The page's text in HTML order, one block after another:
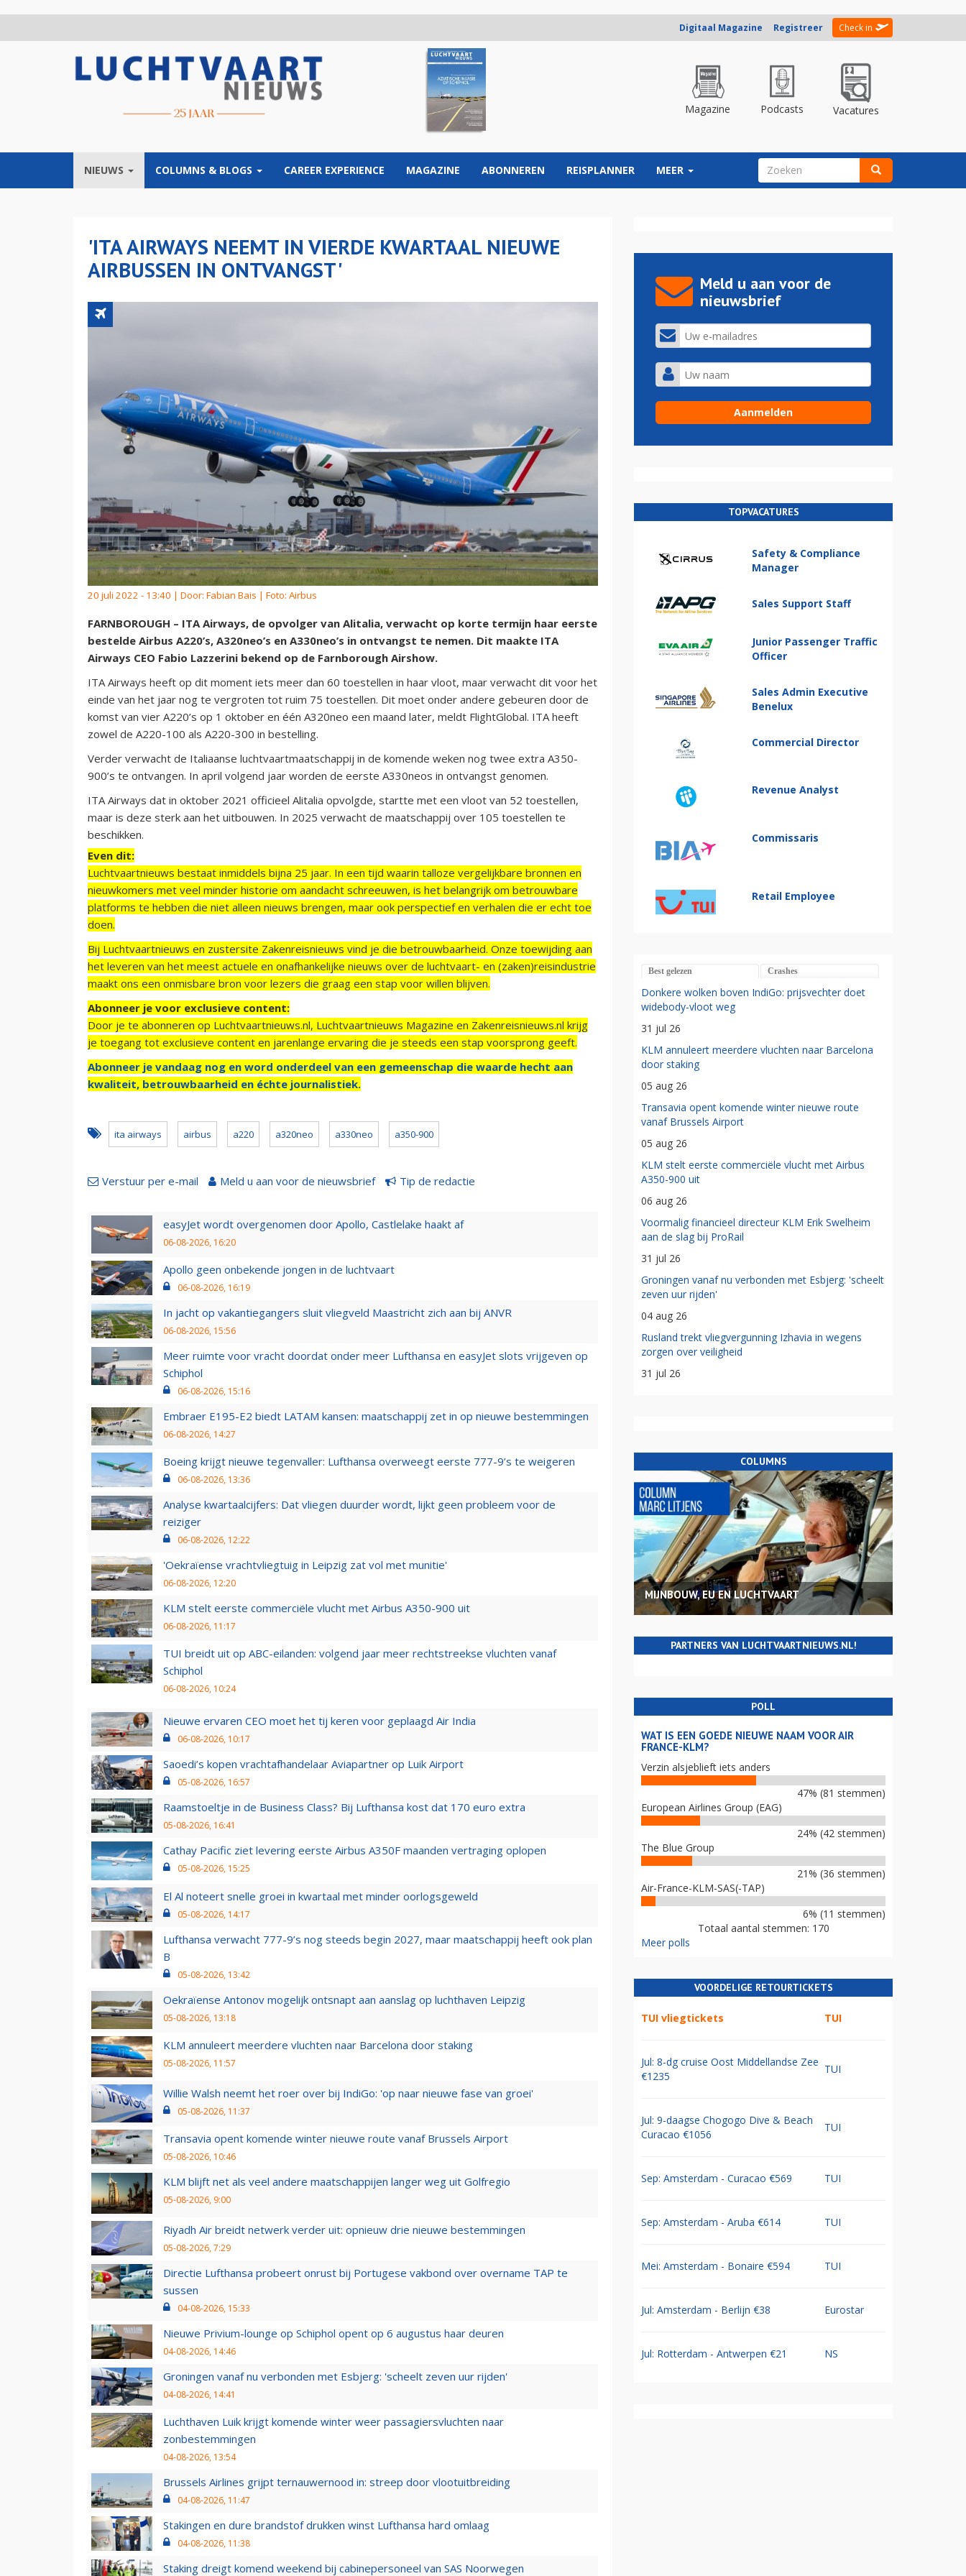
Digitaal Magazine Registreer Check in
Magazine Podcasts Vacatures
NIEUWS COLUMNS & BLOGS CAREER EXPERIENCE MAGAZINE ABONNEREN REISPLANNER MEER ZOEKVELD
'ITA AIRWAYS NEEMT IN VIERDE KWARTAAL NIEUWE
AIRBUSSEN IN ONTVANGST'
20 juli 2022 - 13:40 | Door: Fabian Bais | Foto: Airbus
FARNBOROUGH – ITA Airways, de opvolger van Alitalia, verwacht op korte termijn haar eerste
bestelde Airbus A220’s, A320neo’s en A330neo’s in ontvangst te nemen. Dit maakte ITA
Airways CEO Fabio Lazzerini bekend op de Farnborough Airshow.
ITA Airways heeft op dit moment iets meer dan 60 toestellen in haar vloot, maar verwacht dit voor het
einde van het jaar nog te vergroten tot ruim 75 toestellen. Dit moet onder andere gebeuren door de
komst van vier A220’s op 1 oktober en één A320neo een maand later, meldt FlightGlobal. ITA heeft
zowel de A220-100 als A220-300 in bestelling.
Verder verwacht de Italiaanse luchtvaartmaatschappij in de komende weken nog twee extra A350-
900’s te ontvangen. In april volgend jaar worden de eerste A330neos in ontvangst genomen.
ITA Airways dat in oktober 2021 officieel Alitalia opvolgde, startte met een vloot van 52 toestellen,
maar is deze sterk aan het uitbouwen. In 2025 verwacht de maatschappij over 105 toestellen te
beschikken.
Even dit:
Luchtvaartnieuws bestaat inmiddels bijna 25 jaar. In een tijd waarin talloze vergelijkbare bronnen en
nieuwkomers met veel minder historie om aandacht schreeuwen, is het belangrijk om betrouwbare
platforms te hebben die niet alleen nieuws brengen, maar ook perspectief en verhalen die er echt toe
doen.
Bij Luchtvaartnieuws en zustersite Zakenreisnieuws vind je die betrouwbaarheid. Onze toewijding aan
het leveren van het meest actuele en onafhankelijke nieuws over de luchtvaart- en (zaken)reisindustrie
maakt ons een onmisbare bron voor lezers die graag een stap voor willen blijven.
Abonneer je voor exclusieve content:
Door je te abonneren op Luchtvaartnieuws.nl, Luchtvaartnieuws Magazine en Zakenreisnieuws.nl krijg
je toegang tot exclusieve content en jarenlange ervaring die je steeds een stap voorsprong geeft.
Abonneer je vandaag nog en word onderdeel van een gemeenschap die waarde hecht aan
kwaliteit, betrouwbaarheid en échte journalistiek.
ita airways airbus a220 a320neo a330neo a350-900
Verstuur per e-mail Meld u aan voor de nieuwsbrief Tip de redactie
easyJet wordt overgenomen door Apollo, Castlelake haakt af
06-08-2026, 16:20
Apollo geen onbekende jongen in de luchtvaart
06-08-2026, 16:19
In jacht op vakantiegangers sluit vliegveld Maastricht zich aan bij ANVR
06-08-2026, 15:56
Meer ruimte voor vracht doordat onder meer Lufthansa en easyJet slots vrijgeven op
Schiphol
06-08-2026, 15:16
Embraer E195-E2 biedt LATAM kansen: maatschappij zet in op nieuwe bestemmingen
06-08-2026, 14:27
Boeing krijgt nieuwe tegenvaller: Lufthansa overweegt eerste 777-9’s te weigeren
06-08-2026, 13:36
Analyse kwartaalcijfers: Dat vliegen duurder wordt, lijkt geen probleem voor de
reiziger
06-08-2026, 12:22
'Oekraïense vrachtvliegtuig in Leipzig zat vol met munitie'
06-08-2026, 12:20
KLM stelt eerste commerciële vlucht met Airbus A350-900 uit
06-08-2026, 11:17
TUI breidt uit op ABC-eilanden: volgend jaar meer rechtstreekse vluchten vanaf
Schiphol
06-08-2026, 10:24
Nieuwe ervaren CEO moet het tij keren voor geplaagd Air India
06-08-2026, 10:17
Saoedi’s kopen vrachtafhandelaar Aviapartner op Luik Airport
05-08-2026, 16:57
Raamstoeltje in de Business Class? Bij Lufthansa kost dat 170 euro extra
05-08-2026, 16:41
Cathay Pacific ziet levering eerste Airbus A350F maanden vertraging oplopen
05-08-2026, 15:25
El Al noteert snelle groei in kwartaal met minder oorlogsgeweld
05-08-2026, 14:17
Lufthansa verwacht 777-9’s nog steeds begin 2027, maar maatschappij heeft ook plan
B
05-08-2026, 13:42
Oekraïense Antonov mogelijk ontsnapt aan aanslag op luchthaven Leipzig
05-08-2026, 13:18
KLM annuleert meerdere vluchten naar Barcelona door staking
05-08-2026, 11:57
Willie Walsh neemt het roer over bij IndiGo: 'op naar nieuwe fase van groei'
05-08-2026, 11:37
Transavia opent komende winter nieuwe route vanaf Brussels Airport
05-08-2026, 10:46
KLM blijft net als veel andere maatschappijen langer weg uit Golfregio
05-08-2026, 9:00
Riyadh Air breidt netwerk verder uit: opnieuw drie nieuwe bestemmingen
05-08-2026, 7:29
Directie Lufthansa probeert onrust bij Portugese vakbond over overname TAP te
sussen
04-08-2026, 15:33
Nieuwe Privium-lounge op Schiphol opent op 6 augustus haar deuren
04-08-2026, 14:46
Groningen vanaf nu verbonden met Esbjerg: 'scheelt zeven uur rijden'
04-08-2026, 14:41
Luchthaven Luik krijgt komende winter weer passagiersvluchten naar
zonbestemmingen
04-08-2026, 13:54
Brussels Airlines grijpt ternauwernood in: streep door vlootuitbreiding
04-08-2026, 11:47
Stakingen en dure brandstof drukken winst Lufthansa hard omlaag
04-08-2026, 11:38
Staking dreigt komend weekend bij cabinepersoneel van SAS Noorwegen
Meld u aan voor de
nieuwsbrief
TOPVACATURES
Safety & Compliance
Manager
Sales Support Staff
Junior Passenger Traffic
Officer
Sales Admin Executive
Benelux
Commercial Director
Revenue Analyst
Commissaris
Retail Employee
Best gelezen Crashes
Donkere wolken boven IndiGo: prijsvechter doet
widebody-vloot weg
31 jul 26
KLM annuleert meerdere vluchten naar Barcelona
door staking
05 aug 26
Transavia opent komende winter nieuwe route
vanaf Brussels Airport
05 aug 26
KLM stelt eerste commerciële vlucht met Airbus
A350-900 uit
06 aug 26
Voormalig financieel directeur KLM Erik Swelheim
aan de slag bij ProRail
31 jul 26
Groningen vanaf nu verbonden met Esbjerg: 'scheelt
zeven uur rijden'
04 aug 26
Rusland trekt vliegvergunning Izhavia in wegens
zorgen over veiligheid
31 jul 26
COLUMNS
MIJNBOUW, EU EN LUCHTVAART
PARTNERS VAN LUCHTVAARTNIEUWS.NL!
POLL
WAT IS EEN GOEDE NIEUWE NAAM VOOR AIR
FRANCE-KLM?
Verzin alsjeblieft iets anders
47% (81 stemmen)
European Airlines Group (EAG)
24% (42 stemmen)
The Blue Group
21% (36 stemmen)
Air-France-KLM-SAS(-TAP)
6% (11 stemmen)
Totaal aantal stemmen: 170
Meer polls
VOORDELIGE RETOURTICKETS
TUI vliegtickets TUI
Jul: 8-dg cruise Oost Middellandse Zee
€1235
TUI
Jul: 9-daagse Chogogo Dive & Beach
Curacao €1056
TUI
Sep: Amsterdam - Curacao €569 TUI
Sep: Amsterdam - Aruba €614 TUI
Mei: Amsterdam - Bonaire €594 TUI
Jul: Amsterdam - Berlijn €38 Eurostar
Jul: Rotterdam - Antwerpen €21 NS